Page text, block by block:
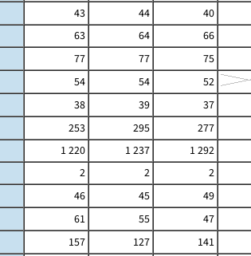
43 44 40
63 64 66
77 77 75
54 54
52
38 39 37
253 295 277
1 220 1 237 1 292
2 2 2
46 45 49
61 55 47
157 127 141